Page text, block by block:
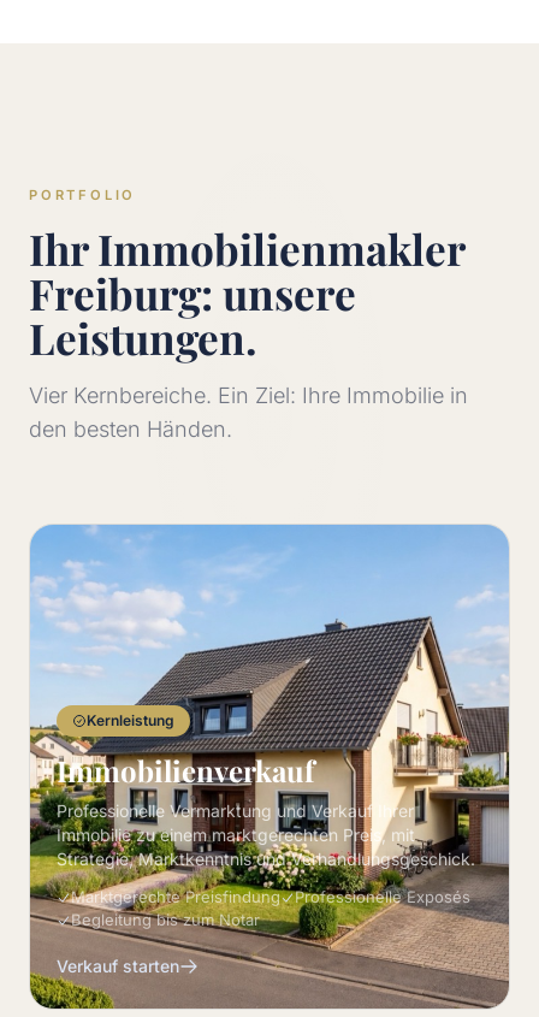
PORTFOLIO
Ihr Immobilienmakler
Freiburg: unsere
Leistungen.
Vier Kernbereiche. Ein Ziel: Ihre Immobilie in
den besten Händen.
Kernleistung
Immobilienverkauf
Professionelle Vermarktung und Verkauf Ihrer
Immobilie zu einem marktgerechten Preis, mit
Strategie, Marktkenntnis und Verhandlungsgeschick.
Marktgerechte Preisfindung
Professionelle Exposés
Begleitung bis zum Notar
Verkauf starten